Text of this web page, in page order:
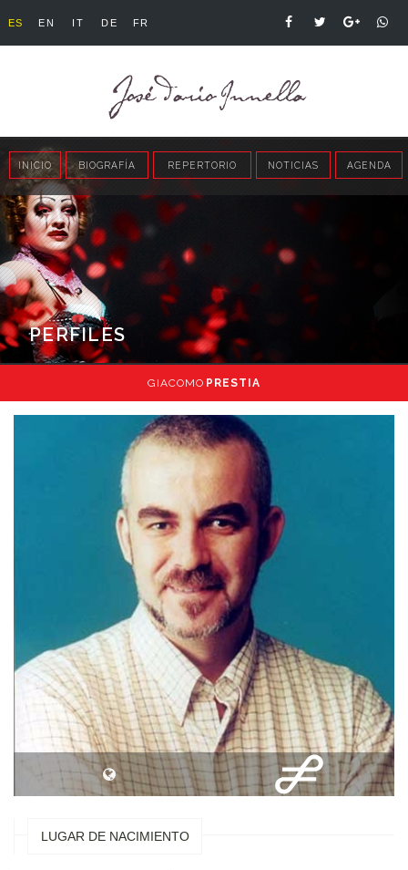
ES EN IT DE FR
INICIO BIOGRAFÍA REPERTORIO NOTICIAS AGENDA
PERFILES
GIACOMO PRESTIA
LUGAR DE NACIMIENTO